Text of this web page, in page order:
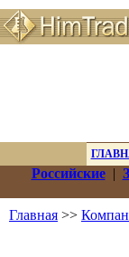
Российские|
Главная >>